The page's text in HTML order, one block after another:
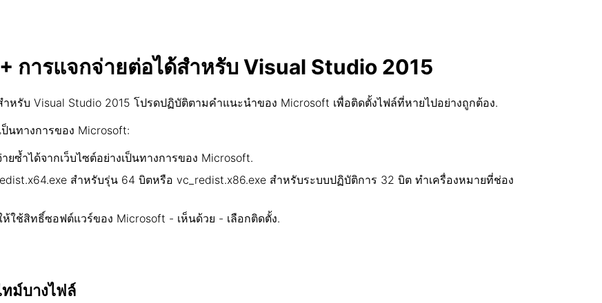
การแจกจ่ายต่อได้สำหรับ Visual Studio 2015
หรับ Visual Studio 2015 โปรดปฏิบัติตามคำแนะนำของ Microsoft เพื่อติดตั้งไฟล์ที่หายไปอย่างถูกต้อง.
นทางการของ Microsoft:
ซ้ำได้จากเว็บไซต์อย่างเป็นทางการของ Microsoft.
สำหรับรุ่น 64 บิตหรือ vc_redist.x86.exe สำหรับระบบปฏิบัติการ 32 บิต ทำเครื่องหมายที่ช่อง
ใช้สิทธิ์ซอฟต์แวร์ของ Microsoft - เห็นด้วย - เลือกติดตั้ง.
ทม์บางไฟล์